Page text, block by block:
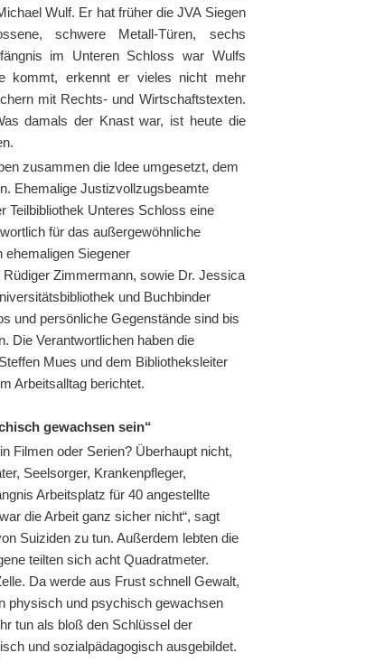
Wulf. Er hat früher die JVA Siegen
schwere Metall-Türen, sechs
im Unteren Schloss war Wulfs
kommt, erkennt er vieles nicht mehr
mit Rechts- und Wirtschaftstexten.
damals der Knast war, ist heute die
zusammen die Idee umgesetzt, dem
Ehemalige Justizvollzugsbeamte
Teilbibliothek Unteres Schloss eine
für das außergewöhnliche
ehemaligen Siegener
Zimmermann, sowie Dr. Jessica
und Buchbinder
und persönliche Gegenstände sind bis
Die Verantwortlichen haben die
Mues und dem Bibliotheksleiter
Arbeitsalltag berichtet.
gewachsen sein“
Filmen oder Serien? Überhaupt nicht,
Seelsorger, Krankenpfleger,
Arbeitsplatz für 40 angestellte
die Arbeit ganz sicher nicht“, sagt
Suiziden zu tun. Außerdem lebten die
teilten sich acht Quadratmeter.
Da werde aus Frust schnell Gewalt,
physisch und psychisch gewachsen
tun als bloß den Schlüssel der
und sozialpädagogisch ausgebildet.